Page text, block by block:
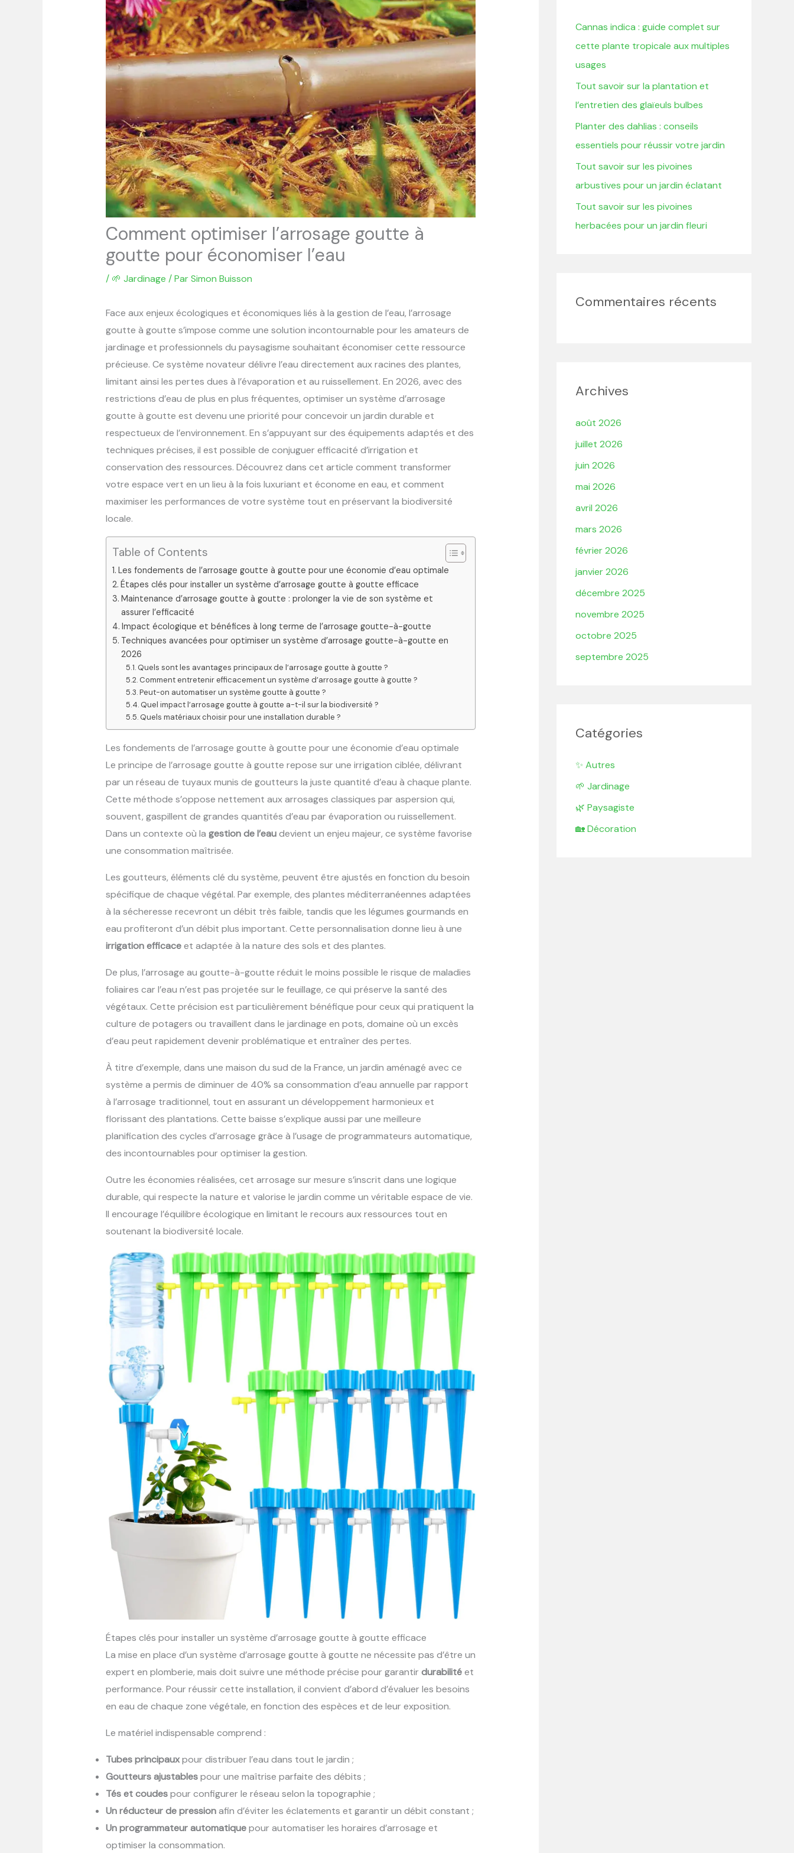
Comment optimiser l’arrosage goutte à
goutte pour économiser l’eau
/ 🌱 Jardinage / ParSimon Buisson
Face aux enjeux écologiques et économiques liés à la gestion de l’eau, l’arrosage
goutte à goutte s’impose comme une solution incontournable pour les amateurs de
jardinage et professionnels du paysagisme souhaitant économiser cette ressource
précieuse. Ce système novateur délivre l’eau directement aux racines des plantes,
limitant ainsi les pertes dues à l’évaporation et au ruissellement. En 2026, avec des
restrictions d’eau de plus en plus fréquentes, optimiser un système d’arrosage
goutte à goutte est devenu une priorité pour concevoir un jardin durable et
respectueux de l’environnement. En s’appuyant sur des équipements adaptés et des
techniques précises, il est possible de conjuguer efficacité d’irrigation et
conservation des ressources. Découvrez dans cet article comment transformer
votre espace vert en un lieu à la fois luxuriant et économe en eau, et comment
maximiser les performances de votre système tout en préservant la biodiversité
locale.
Table of Contents
Les fondements de l’arrosage goutte à goutte pour une économie d’eau optimale
Étapes clés pour installer un système d’arrosage goutte à goutte efficace
Maintenance d’arrosage goutte à goutte : prolonger la vie de son système et
assurer l’efficacité
Impact écologique et bénéfices à long terme de l’arrosage goutte-à-goutte
Techniques avancées pour optimiser un système d’arrosage goutte-à-goutte en
2026
Quels sont les avantages principaux de l’arrosage goutte à goutte ?
Comment entretenir efficacement un système d’arrosage goutte à goutte ?
Peut-on automatiser un système goutte à goutte ?
Quel impact l’arrosage goutte à goutte a-t-il sur la biodiversité ?
Quels matériaux choisir pour une installation durable ?
Les fondements de l’arrosage goutte à goutte pour une économie d’eau optimale
Le principe de l’arrosage goutte à goutte repose sur une irrigation ciblée, délivrant
par un réseau de tuyaux munis de goutteurs la juste quantité d’eau à chaque plante.
Cette méthode s’oppose nettement aux arrosages classiques par aspersion qui,
souvent, gaspillent de grandes quantités d’eau par évaporation ou ruissellement.
Dans un contexte où la gestion de l’eaudevient un enjeu majeur, ce système favorise
une consommation maîtrisée.
Les goutteurs, éléments clé du système, peuvent être ajustés en fonction du besoin
spécifique de chaque végétal. Par exemple, des plantes méditerranéennes adaptées
à la sécheresse recevront un débit très faible, tandis que les légumes gourmands en
eau profiteront d’un débit plus important. Cette personnalisation donne lieu à une
irrigation efficaceet adaptée à la nature des sols et des plantes.
De plus, l’arrosage au goutte-à-goutte réduit le moins possible le risque de maladies
foliaires car l’eau n’est pas projetée sur le feuillage, ce qui préserve la santé des
végétaux. Cette précision est particulièrement bénéfique pour ceux qui pratiquent la
culture de potagers ou travaillent dans le jardinage en pots, domaine où un excès
d’eau peut rapidement devenir problématique et entraîner des pertes.
À titre d’exemple, dans une maison du sud de la France, un jardin aménagé avec ce
système a permis de diminuer de 40% sa consommation d’eau annuelle par rapport
à l’arrosage traditionnel, tout en assurant un développement harmonieux et
florissant des plantations. Cette baisse s’explique aussi par une meilleure
planification des cycles d’arrosage grâce à l’usage de programmateurs automatique,
des incontournables pour optimiser la gestion.
Outre les économies réalisées, cet arrosage sur mesure s’inscrit dans une logique
durable, qui respecte la nature et valorise le jardin comme un véritable espace de vie.
Il encourage l’équilibre écologique en limitant le recours aux ressources tout en
soutenant la biodiversité locale.
Étapes clés pour installer un système d’arrosage goutte à goutte efficace
La mise en place d’un système d’arrosage goutte à goutte ne nécessite pas d’être un
expert en plomberie, mais doit suivre une méthode précise pour garantirdurabilitéet
performance. Pour réussir cette installation, il convient d’abord d’évaluer les besoins
en eau de chaque zone végétale, en fonction des espèces et de leur exposition.
Le matériel indispensable comprend :
Tubes principauxpour distribuer l’eau dans tout le jardin ;
Goutteurs ajustablespour une maîtrise parfaite des débits ;
Tés et coudespour configurer le réseau selon la topographie ;
Un réducteur de pressionafin d’éviter les éclatements et garantir un débit constant ;
Un programmateur automatiquepour automatiser les horaires d’arrosage et
optimiser la consommation.
c
h
e
r
:
Cannas indica : guide complet sur
cette plante tropicale aux multiples
usages
Tout savoir sur la plantation et
l’entretien des glaïeuls bulbes
Planter des dahlias : conseils
essentiels pour réussir votre jardin
Tout savoir sur les pivoines
arbustives pour un jardin éclatant
Tout savoir sur les pivoines
herbacées pour un jardin fleuri
Commentaires récents
Archives
août 2026
juillet 2026
juin 2026
mai 2026
avril 2026
mars 2026
février 2026
janvier 2026
décembre 2025
novembre 2025
octobre 2025
septembre 2025
Catégories
✨ Autres
🌱 Jardinage
🌿 Paysagiste
🏡 Décoration